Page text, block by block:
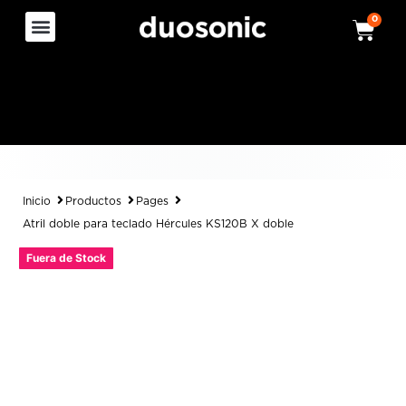
0
Inicio Productos Pages
Atril doble para teclado Hércules KS120B X doble
Fuera de Stock